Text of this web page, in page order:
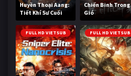
Huyền Thoại Aang:
Tiết Khí Sư Cuối
Cùng
Chiến Binh Trong
Gió
FULL HD VIETSUB FULL HD VIETSUB